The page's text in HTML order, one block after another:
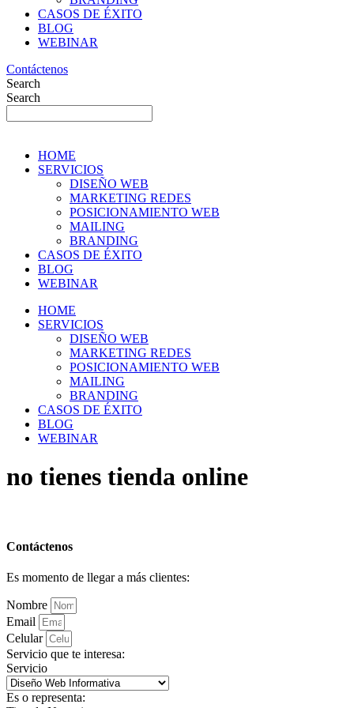
CASOS DE ÉXITO
BLOG
WEBINAR
Contáctenos
Search
Search
HOME
SERVICIOS
DISEÑO WEB
MARKETING REDES
POSICIONAMIENTO WEB
MAILING
BRANDING
CASOS DE ÉXITO
BLOG
WEBINAR
HOME
SERVICIOS
DISEÑO WEB
MARKETING REDES
POSICIONAMIENTO WEB
MAILING
BRANDING
CASOS DE ÉXITO
BLOG
WEBINAR
no tienes tienda online
Contáctenos
Es momento de llegar a más clientes:
Nombre
Email
Celular
Servicio que te interesa:
Servicio
Es o representa: